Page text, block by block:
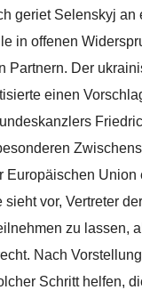
geriet Selenskyj an
in offenen
Partnern. Der
einen
Europäischen Union
sieht vor, Vertreter
zu lassen,
Nach
Schritt helfen,